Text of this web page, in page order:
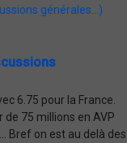
générales...)
6.75 pour la France.
de 75 millions en AVP
Bref on est au delà des